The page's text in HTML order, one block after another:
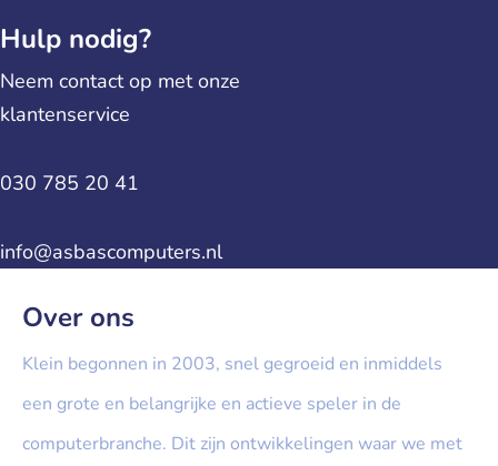
Hulp nodig?
Neem contact op met onze
klantenservice
030 785 20 41
info@asbascomputers.nl
Over ons
Klein begonnen in 2003, snel gegroeid en inmiddels
een grote en belangrijke en actieve speler in de
computerbranche. Dit zijn ontwikkelingen waar we met